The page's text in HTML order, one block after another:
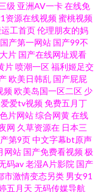
频天堂97 91老湿机 先
剧场欧洲A片 操片久久
AV网手机版 亚洲天堂
网页 黄色Av片区 51极
韩国产精免费 免费女优
日韩在线97 99主播福
一区二 国产综合欧美日
级 亚洲AV一卡在线免
资源在线视频蜜桃视频
工首页伦理朋友的妈
产第一网站 国产99不
片 国产在线网址观看
片喷潮一区福利姬足交
欧美日韩乱 国产屁屁
频欧美岛国一区二区 少
爱tv视频免费五月丁
片网站综合网黄在线
网 久草资源在 日本三
第9页中文字幕bt原声
网站 国产免费看视频极
码av老湿A片影院 国产
市激情变态另类 男女91
五月天 无码传媒导航